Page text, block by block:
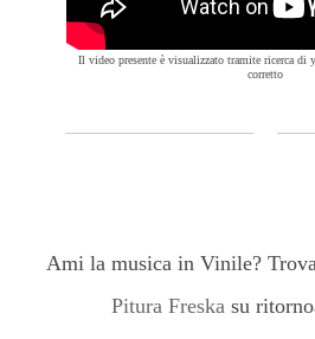
Il video presente è visualizzato tramite ricerca di
corretto
Ami la musica in Vinile?
Pitura Freska su